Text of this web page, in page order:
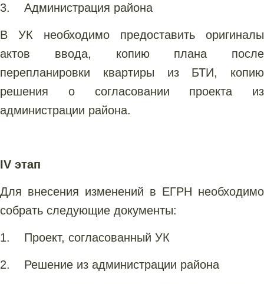
3. Администрация района
В УК необходимо предоставить оригиналы
актов ввода, копию плана после
перепланировки квартиры из БТИ, копию
решения о согласовании проекта из
администрации района.
IV этап
Для внесения изменений в ЕГРН необходимо
собрать следующие документы:
1. Проект, согласованный УК
2. Решение из администрации района